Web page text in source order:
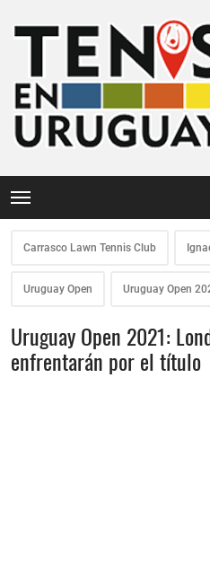
Carrasco Lawn Tennis Club
Uruguay Open Uruguay Open
Uruguay Open 2021:
enfrentarán por el título